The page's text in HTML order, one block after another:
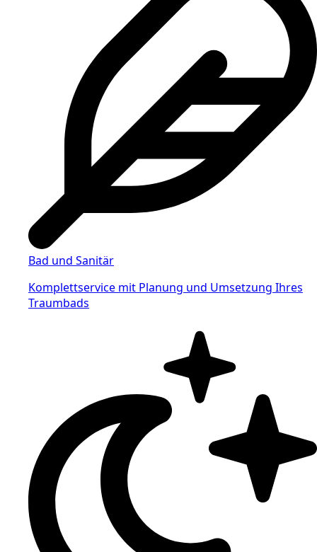
Bad und Sanitär
Komplettservice mit Planung und Umsetzung Ihres
Traumbads